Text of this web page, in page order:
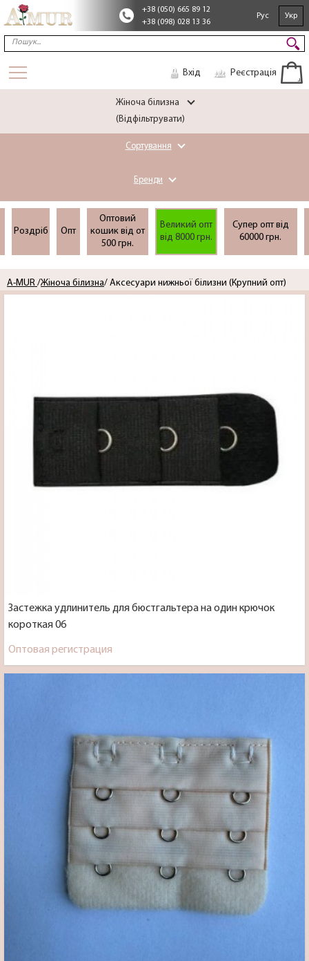
+38 (050) 665 89 12
+38 (098) 028 13 36
Рус Укр
Вхід Реєстрація
Жіноча білизна
(Відфільтрувати)
Сортування
Бренди
Роздріб Опт
Оптовий
кошик вiд от
500 грн.
Великий опт
вiд 8000 грн.
Супер опт вiд
60000 грн.
A-MUR /Жіноча білизна/ Аксесуари нижньої білизни (Крупний опт)
Застежка удлинитель для бюстгальтера на один крючок
короткая 06
Оптовая регистрация